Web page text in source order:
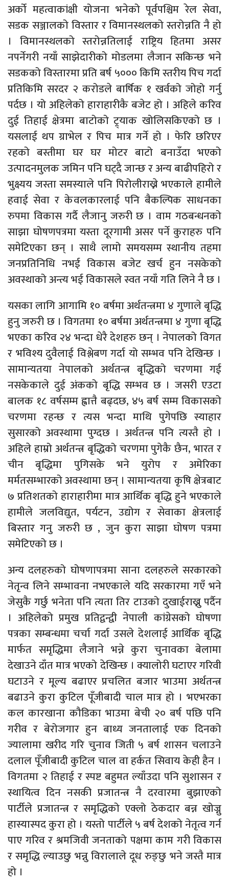
अर्को महत्वाकांक्षी योजना भनेको पूर्वपश्चिम रेल सेवा,
सडक सञ्जालको विस्तार र विमानस्थलको स्तरोन्नति नै हो
। विमानस्थलको स्तरोन्नतिलाई राष्ट्रिय हितमा असर
नपर्नेगरी नयाँ साझेदारीको मोडलमा लैजान सकिन्छ भने
सडकको विस्तारमा प्रति बर्ष ५००० किमि स्तरीय पिच गर्दा
प्रतिकिमि सरदर २ करोडले बार्षिक १ खर्वको जोहो गर्नु
पर्दछ । यो अहिलेको हाराहारीकै बजेट हो । अहिले करिव
दुई तिहाई क्षेत्रमा बाटोको ट्र्याक खोलिसकिएको छ ।
यसलाई थप ग्राभेल र पिच मात्र गर्ने हो । फेरि छरिएर
रहको बस्तीमा घर घर मोटर बाटो बनाउँदा भएको
उत्पादनमुलक जमिन पनि घट्दै जान्छ र अन्य बाढीपहिरो र
भुक्ष्यय जस्ता समस्याले पनि पिरोलीराख्ने भएकाले हामीले
हवाई सेवा र केवलकारलाई पनि बैकल्पिक साधनका
रुपमा विकास गर्दै लैजानु जरुरी छ । वाम गठबन्धनको
साझा घोषणपत्रमा यस्ता दूरगामी असर पर्ने कुराहरु पनि
समेटिएका छन् । साथै लामो समयसम्म स्थानीय तहमा
जनप्रतिनिधि नभई विकास बजेट खर्च हुन नसकेको
अवस्थाको अन्त्य भई विकासले स्वत नयाँ गति लिने नै छ ।
यसका लागि आगामि १० बर्षमा अर्थतन्त्रमा ४ गुणाले बृद्धि
हुनु जरुरी छ । विगतमा १० बर्षमा अर्थतन्त्रमा ४ गुणा बृद्धि
भएका करिव २४ भन्दा धेरै देशहरु छन् । नेपालको विगत
र भविश्य दुवैलाई विश्लेबण गर्दा यो सम्भव पनि देखिन्छ ।
सामान्यतया नेपालको अर्थतन्त्र बृद्धिको चरणमा गई
नसकेकाले दुई अंकको बृद्धि सम्भव छ । जसरी एउटा
बालक १८ वर्षसम्म ह्वात्तै बढ्दछ, ४५ बर्ष सम्म विकासको
चरणमा रहन्छ र त्यस भन्दा माथि पुगेपछि स्याहार
सुसारको अवस्थामा पुग्दछ । अर्थतन्त्र पनि त्यस्तै हो ।
अहिले हाम्रो अर्थतन्त्र बृद्धिको चरणमा पुगेकै छैन, भारत र
चीन बृद्धिमा पुगिसके भने युरोप र अमेरिका
मर्मतसम्भारको अवस्थामा छन् । सामान्यतया कृषि क्षेत्रबाट
७ प्रतिशतको हाराहारीमा मात्र आर्थिक बृद्धि हुने भएकाले
हामीले जलविद्युत, पर्यटन, उद्योग र सेवाका क्षेत्रलाई
बिस्तार गनु जरुरी छ , जुन कुरा साझा घोषण पत्रमा
समेटिएको छ ।
अन्य दलहरुको घोषणापत्रमा साना दलहरुले सरकारको
नेतृन्व लिने सम्भावना नभएकाले यदि सरकारमा गएँ भने
जेसुकै गर्छु भनेता पनि त्यता तिर टाउको दुखाईराख्नु पर्दैन
। अहिलेको प्रमुख प्रतिद्वन्द्वी नेपाली कांग्रेसको घोषणा
पत्रका सम्बन्धमा चर्चा गर्दा उसले देशलाई आर्थिक बृद्धि
मार्फत समृद्धिमा लैजाने भन्ने कुरा चुनावका बेलामा
देखाउने दाँत मात्र भएको देखिन्छ । क्यालोरी घटाएर गरिवी
घटाउने र मूल्य बढाएर प्रचलित बजार भाउमा अर्थतन्त्र
बढाउने कुरा कुटिल पूँजीबादी चाल मात्र हो । भएभरका
कल कारखाना कौडिका भाउमा बेची २० बर्ष पछि पनि
गरीव र बेरोजगार हुन बाध्य जनतालाई एक दिनको
ज्यालामा खरीद गरि चुनाव जिती ५ बर्ष शासन चलाउने
दलाल पूँजीबादी कुटिल चाल वा हर्कत सिवाय केही हैन ।
विगतमा २ तिहाई र स्पष्ट बहुमत ल्याँउदा पनि सुशासन र
स्थायित्व दिन नसकी प्रजातन्त्र नै दरवारमा बुझाएको
पार्टीले प्रजातन्त्र र समृद्धिको एक्लो ठेकदार बन्न खोज्नु
हास्यास्पद कुरा हो । यस्तो पार्टीले ५ बर्ष देशको नेतृत्व गर्न
पाए गरिव र श्रमजिवी जनताको पक्षमा काम गरी विकास
र समृद्धि ल्याउछु भन्नु विरालाले दूध रुङ्छु भने जस्तै मात्र
हो ।